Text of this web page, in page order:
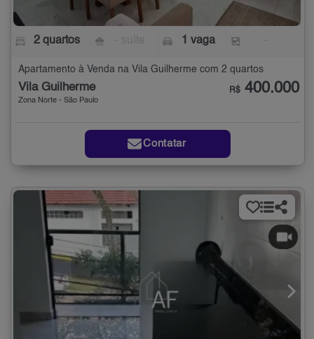
2 quartos 1 vaga
Apartamento à Venda na Vila Guilherme com 2 quartos
Vila Guilherme
Zona Norte - São Paulo
R$ 400.000
Contatar